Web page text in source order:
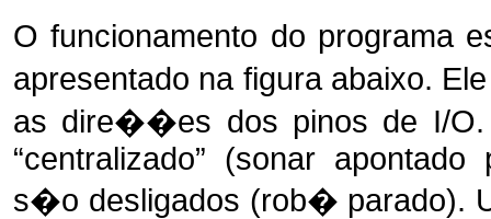
O funcionamento do programa
apresentado na figura abaixo.
as dire��es dos pinos de I/
“centralizado” (sonar
s�o desligados (rob� parado).